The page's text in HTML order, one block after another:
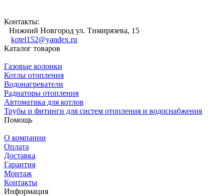
Контакты:
Нижний Новгород ул. Тимирязева, 15
kotel152@yandex.ru
Каталог товаров
Газовые колонки
Котлы отопления
Водонагреватели
Радиаторы отопления
Автоматика для котлов
Трубы и фитинги для систем отопления и водоснабжения
Помощь
О компании
Оплата
Доставка
Гарантия
Монтаж
Контакты
Информация